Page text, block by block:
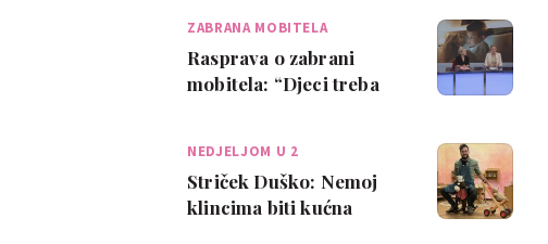
ZABRANA MOBITELA
Rasprava o zabrani
mobitela: “Djeci treba
NEDJELJOM U 2
Striček Duško: Nemoj
klincima biti kućna